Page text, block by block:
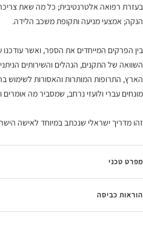
בעזרת רפואה אלטרנטיבית; כל מה שאת צריכה
הנקה; אמצעי מניעה ותקופת משכב הלידה.
בין הפרקים המייחדים את הספר, ואשר
הארץ, התרופות המותרות והאסורות לשימוש
מונחים עברי ולועזי נרחב, שמסביר מה אומרים
זהו מדריך ישראלי שנכתב במיוחד לאישה
מפרט טכני
הוראות כביסה